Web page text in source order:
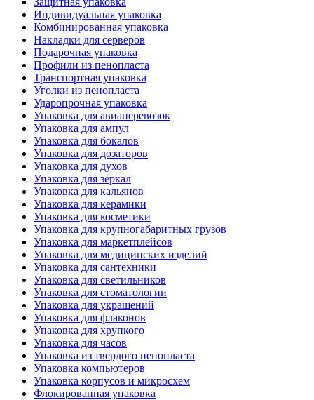
Индивидуальная упаковка
Комбинированная упаковка
Накладки для серверов
Подарочная упаковка
Профили из пенопласта
Транспортная упаковка
Уголки из пенопласта
Ударопрочная упаковка
Упаковка для авиаперевозок
Упаковка для ампул
Упаковка для бокалов
Упаковка для дозаторов
Упаковка для духов
Упаковка для зеркал
Упаковка для кальянов
Упаковка для керамики
Упаковка для косметики
Упаковка для крупногабаритных грузов
Упаковка для маркетплейсов
Упаковка для медицинских изделий
Упаковка для сантехники
Упаковка для светильников
Упаковка для стоматологии
Упаковка для украшений
Упаковка для флаконов
Упаковка для хрупкого
Упаковка для часов
Упаковка из твердого пенопласта
Упаковка компьютеров
Упаковка корпусов и микросхем
Флокированная упаковка